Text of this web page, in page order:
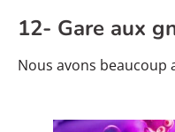
12- Gare aux
Nous avons beaucoup